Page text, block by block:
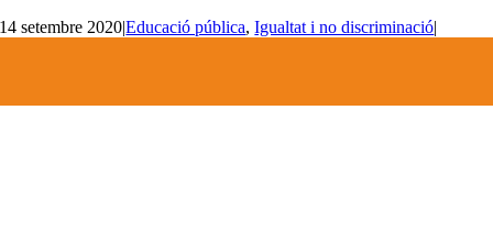
14 setembre 2020|Educació pública,Igualtat i no discriminació|